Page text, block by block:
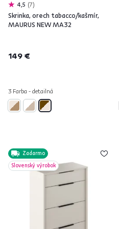
4,5 7
Skrinka, orech tabacco/kašmír,
MAURUS NEW MA32
149 €
3 Farba - detailná
Zadarmo
Slovenský výrobok